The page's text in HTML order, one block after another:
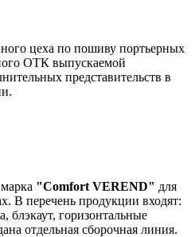
цеха по пошиву портьерных
ОТК выпускаемой
представительств в
"Comfort VEREND" для
В перечень продукции входят:
блэкаут, горизонтальные
отдельная сборочная линия.